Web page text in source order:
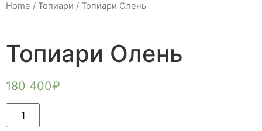
Home / Топиари / Топиари Олень
Топиари Олень
180 400₽